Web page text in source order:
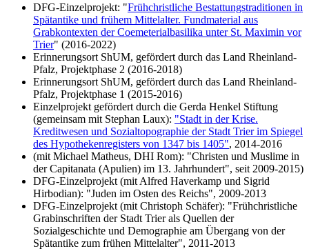
DFG-Einzelprojekt: "Frühchristliche Bestattungstraditionen in
Spätantike und frühem Mittelalter. Fundmaterial aus
Grabkontexten der Coemeterialbasilika unter St. Maximin vor
Trier" (2016-2022)
Erinnerungsort ShUM, gefördert durch das Land Rheinland-
Pfalz, Projektphase 2 (2016-2018)
Erinnerungsort ShUM, gefördert durch das Land Rheinland-
Pfalz, Projektphase 1 (2015-2016)
Einzelprojekt gefördert durch die Gerda Henkel Stiftung
(gemeinsam mit Stephan Laux): "Stadt in der Krise.
Kreditwesen und Sozialtopographie der Stadt Trier im Spiegel
des Hypothekenregisters von 1347 bis 1405", 2014-2016
(mit Michael Matheus, DHI Rom): "Christen und Muslime in
der Capitanata (Apulien) im 13. Jahrhundert", seit 2009-2015)
DFG-Einzelprojekt (mit Alfred Haverkamp und Sigrid
Hirbodian): "Juden im Osten des Reichs", 2009-2013
DFG-Einzelprojekt (mit Christoph Schäfer): "Frühchristliche
Grabinschriften der Stadt Trier als Quellen der
Sozialgeschichte und Demographie am Übergang von der
Spätantike zum frühen Mittelalter", 2011-2013